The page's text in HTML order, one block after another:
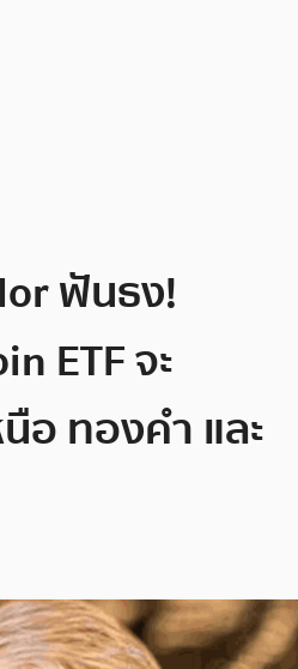
ฟันธง!
ETF จะ
อ ทองคำ และ